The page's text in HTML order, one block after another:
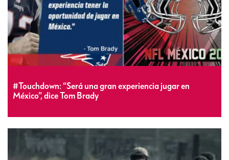
#Touchdown: “Será una gran experiencia jugar en
México”, dice Tom Brady